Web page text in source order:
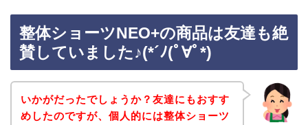
整体ショーツNEO+の商品は友達も絶
賛していました♪(*´ﾉ(ﾟ∀ﾟ*)
いかがだったでしょうか？友達にもおすす
めしたのですが、個人的には整体ショーツ